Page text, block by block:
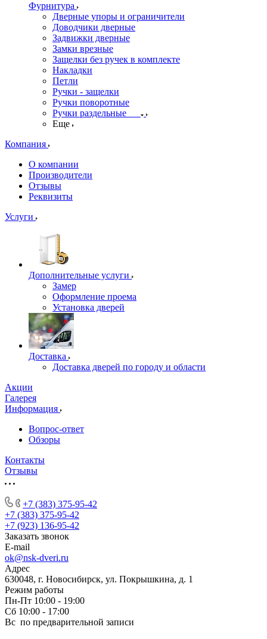
Фурнитура
Дверные упоры и ограничители
Доводчики дверные
Задвижки дверные
Замки врезные
Защелки без ручек в комплекте
Накладки
Петли
Ручки - защелки
Ручки поворотные
Ручки раздельные
Еще
Компания
О компании
Производители
Отзывы
Реквизиты
Услуги
Дополнительные услуги
Замер
Оформление проема
Установка дверей
Доставка
Доставка дверей по городу и области
Акции
Галерея
Информация
Вопрос-ответ
Обзоры
Контакты
Отзывы
+7 (383) 375-95-42
+7 (383) 375-95-42
+7 (923) 136-95-42
Заказать звонок
E-mail
ok@nsk-dveri.ru
Адрес
630048, г. Новосибирск, ул. Покрышкина, д. 1
Режим работы
Пн-Пт 10:00 - 19:00
Сб 10:00 - 17:00
Вс по предварительной записи